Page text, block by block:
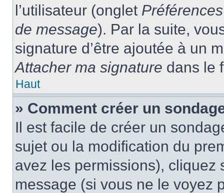
l’utilisateur (onglet
de message). Par la suite,
signature d’être ajoutée à un
Attacher ma signature dans le
Haut
» Comment créer un
Il est facile de créer un
sujet ou la modification du
avez les permissions), cliquez
message (si vous ne le voyez